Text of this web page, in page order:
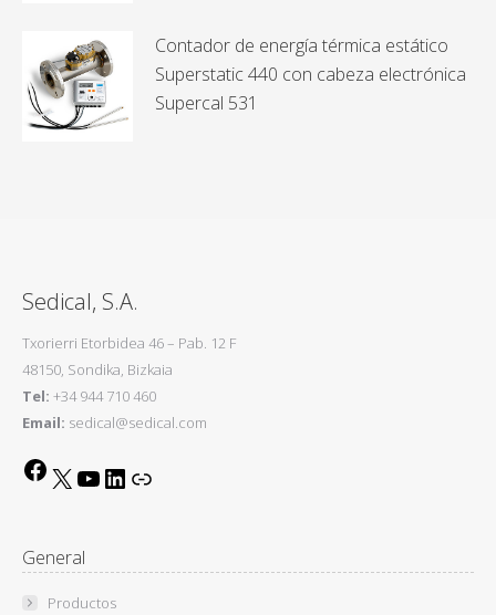
Contador de energía térmica estático
Superstatic 440 con cabeza electrónica
Supercal 531
Sedical, S.A.
Txorierri Etorbidea 46 – Pab. 12 F
48150, Sondika, Bizkaia
Tel: +34 944 710 460
Email: sedical@sedical.com
Facebook
X YouTubeLinkedIn
General
Productos